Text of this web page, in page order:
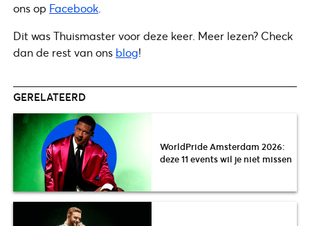
ons op Facebook.
Dit was Thuismaster voor deze keer. Meer lezen? Check
dan de rest van ons blog!
GERELATEERD
WorldPride Amsterdam 2026:
deze 11 events wil je niet missen